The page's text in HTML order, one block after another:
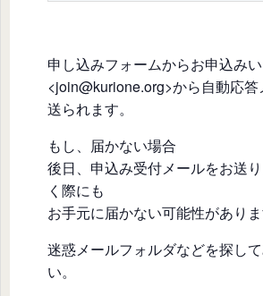
申し込みフォームからお申込み
<join@kurione.org>から自動応
送られます。
もし、届かない場合
後日、申込み受付メールをお送
く際にも
お手元に届かない可能性がありま
迷惑メールフォルダなどを探し
い。